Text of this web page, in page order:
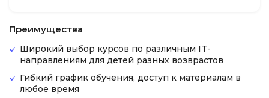
Преимущества
Широкий выбор курсов по различным IT-
направлениям для детей разных возврастов
Гибкий график обучения, доступ к материалам в
любое время